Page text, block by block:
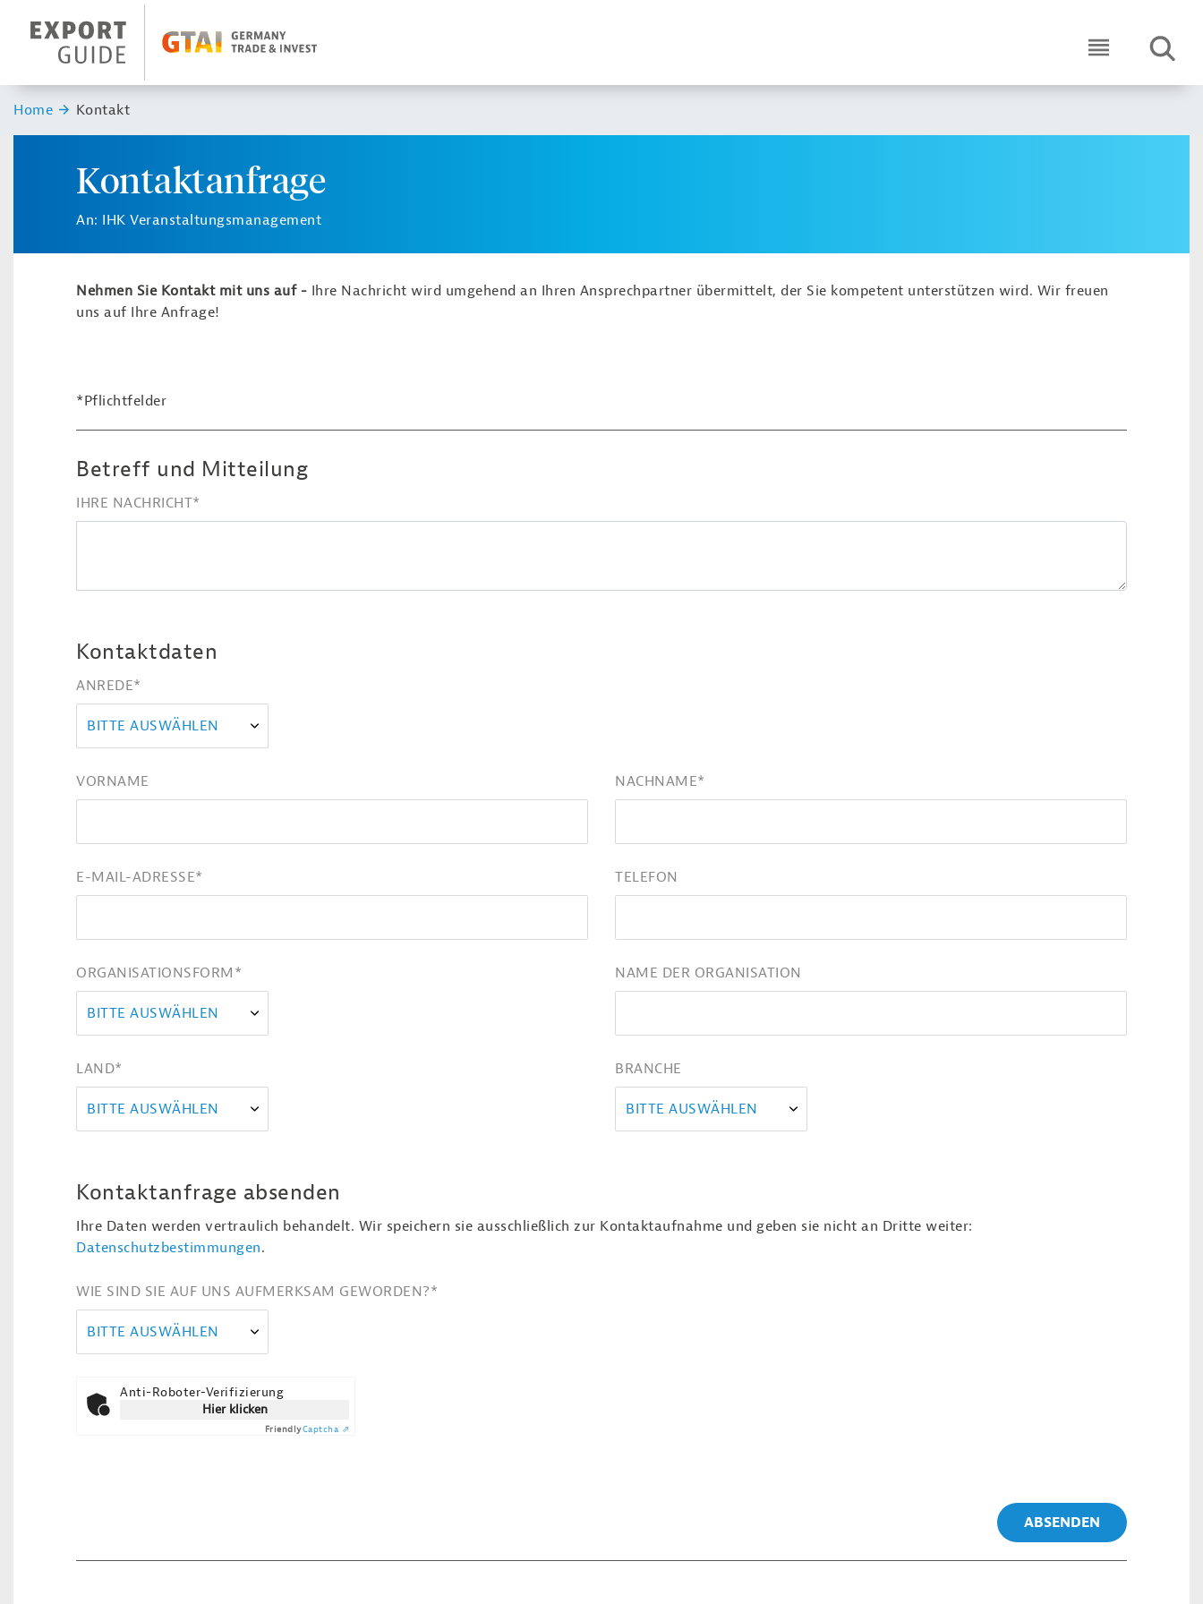
Header Logo
ICON ROUND
Sie sind hier:
Home Kontakt
Kontaktanfrage
An: IHK Veranstaltungsmanagement
Nehmen Sie Kontakt mit uns auf - Ihre Nachricht wird umgehend an Ihren Ansprechpartner übermittelt, der Sie kompetent unterstützen wird. Wir freuen
uns auf Ihre Anfrage!
*Pflichtfelder
Betreff und Mitteilung
IHRE NACHRICHT*
Kontaktdaten
ANREDE*
BITTE AUSWÄHLEN
VORNAME NACHNAME*
E-MAIL-ADRESSE* TELEFON
ORGANISATIONSFORM *
BITTE AUSWÄHLEN
NAME DER ORGANISATION
LAND*
BITTE AUSWÄHLEN
BRANCHE
BITTE AUSWÄHLEN
Kontaktanfrage absenden
Ihre Daten werden vertraulich behandelt. Wir speichern sie ausschließlich zur Kontaktaufnahme und geben sie nicht an Dritte weiter:
Datenschutzbestimmungen.
WIE SIND SIE AUF UNS AUFMERKSAM GEWORDEN?*
BITTE AUSWÄHLEN
Anti-Roboter-Verifizierung
Hier klicken
FriendlyCaptcha ⇗
ABSENDEN